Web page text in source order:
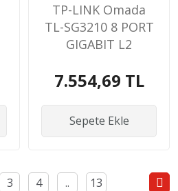
TP-LINK Omada
TL-SG3210 8 PORT
GIGABIT L2
7.554,69 TL
Sepete Ekle
3 4 .. 13